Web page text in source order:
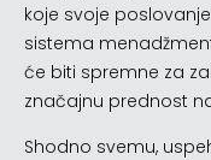
koje svoje
sistema
će biti spremne za
značajnu prednost
Shodno svemu,